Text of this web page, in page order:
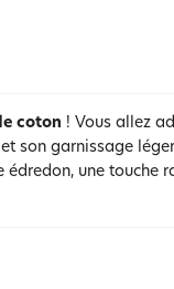
coton ! Vous allez
son garnissage
une touche